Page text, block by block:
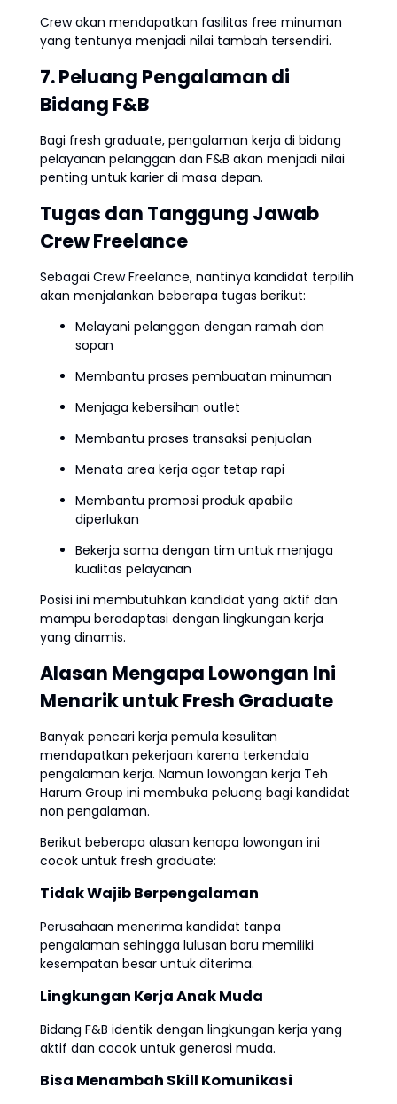
Crew akan mendapatkan fasilitas free minuman
yang tentunya menjadi nilai tambah tersendiri.
7. Peluang Pengalaman di
Bidang F&B
Bagi fresh graduate, pengalaman kerja di bidang
pelayanan pelanggan dan F&B akan menjadi nilai
penting untuk karier di masa depan.
Tugas dan Tanggung Jawab
Crew Freelance
Sebagai Crew Freelance, nantinya kandidat terpilih
akan menjalankan beberapa tugas berikut:
Melayani pelanggan dengan ramah dan
sopan
Membantu proses pembuatan minuman
Menjaga kebersihan outlet
Membantu proses transaksi penjualan
Menata area kerja agar tetap rapi
Membantu promosi produk apabila
diperlukan
Bekerja sama dengan tim untuk menjaga
kualitas pelayanan
Posisi ini membutuhkan kandidat yang aktif dan
mampu beradaptasi dengan lingkungan kerja
yang dinamis.
Alasan Mengapa Lowongan Ini
Menarik untuk Fresh Graduate
Banyak pencari kerja pemula kesulitan
mendapatkan pekerjaan karena terkendala
pengalaman kerja. Namun lowongan kerja Teh
Harum Group ini membuka peluang bagi kandidat
non pengalaman.
Berikut beberapa alasan kenapa lowongan ini
cocok untuk fresh graduate:
Tidak Wajib Berpengalaman
Perusahaan menerima kandidat tanpa
pengalaman sehingga lulusan baru memiliki
kesempatan besar untuk diterima.
Lingkungan Kerja Anak Muda
Bidang F&B identik dengan lingkungan kerja yang
aktif dan cocok untuk generasi muda.
Bisa Menambah Skill Komunikasi